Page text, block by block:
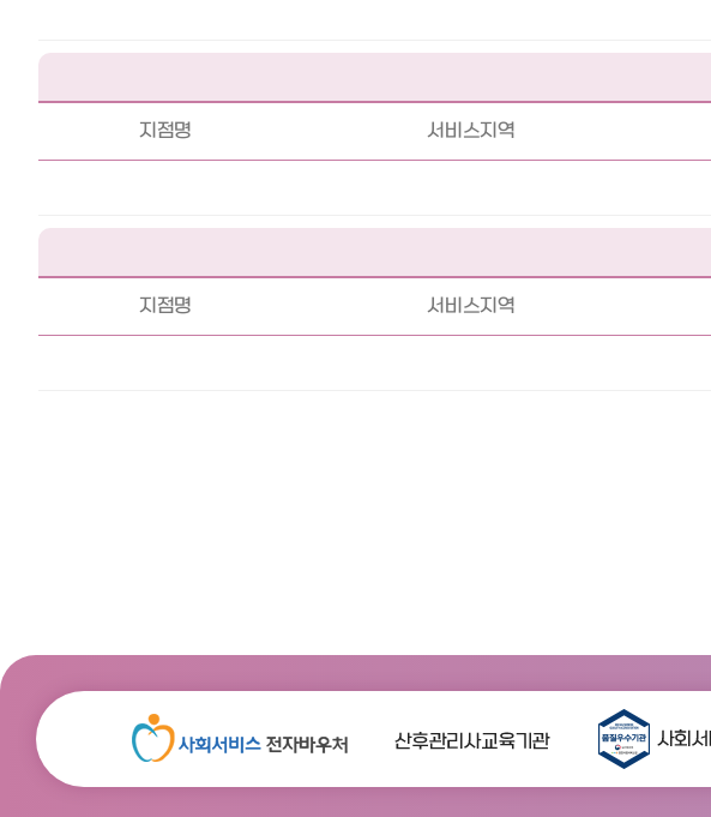
지점명 서비스지역
지점명 서비스지역